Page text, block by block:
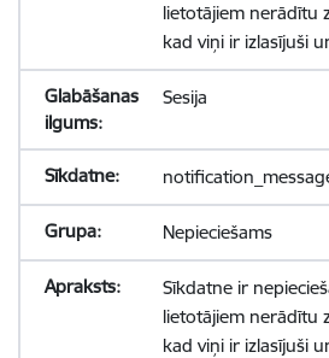
lietotājiem nerādītu
kad viņi ir izlasījuši
Sesija
Nepieciešams
Sīkdatne ir
lietotājiem nerādītu
kad viņi ir izlasījuši